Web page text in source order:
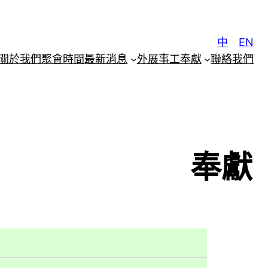
中
EN
於我們聚會時間最新消息 外展事工奉獻 聯絡我們
奉獻